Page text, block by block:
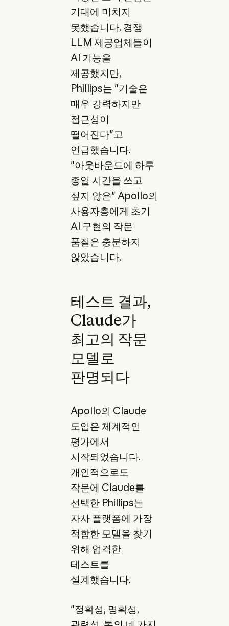
기대에 미치지
못했습니다. 경쟁
LLM 제공업체들이
AI 기능을
제공했지만,
Phillips는 "기술은
매우 강력하지만
접근성이
떨어진다"고
언급했습니다.
"아웃바운드에 하루
종일 시간을 쓰고
싶지 않은" Apollo의
사용자층에게 초기
AI 구현의 작문
품질은 충분하지
않았습니다.
테스트 결과,
Claude가
최고의 작문
모델로
판명되다
Apollo의 Claude
도입은 체계적인
평가에서
시작되었습니다.
개인적으로도
작문에 Claude를
선택한 Phillips는
자사 플랫폼에 가장
적합한 모델을 찾기
위해 엄격한
테스트를
설계했습니다.
"정확성, 명확성,